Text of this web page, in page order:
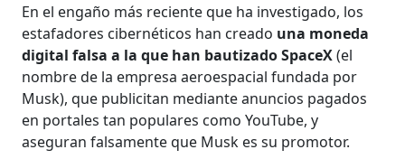
En el engaño más reciente que ha investigado, los
estafadores cibernéticos han creado una moneda
digital falsa a la que han bautizado SpaceX(el
nombre de la empresa aeroespacial fundada por
Musk), que publicitan mediante anuncios pagados
en portales tan populares como YouTube, y
aseguran falsamente que Musk es su promotor.